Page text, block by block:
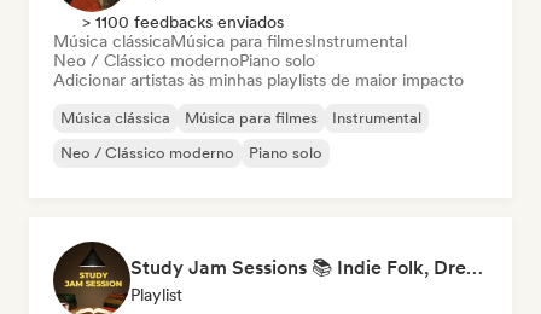
> 1100 feedbacks enviados
Música clássicaMúsica para filmesInstrumental
Neo / Clássico modernoPiano solo
Adicionar artistas às minhas playlists de maior impacto
Música clássica Música para filmes
Instrumental
Neo / Clássico moderno
Piano solo
Study Jam Sessions 📚 Indie Folk, Dream Pop & Singer-Songwriter
Playlist